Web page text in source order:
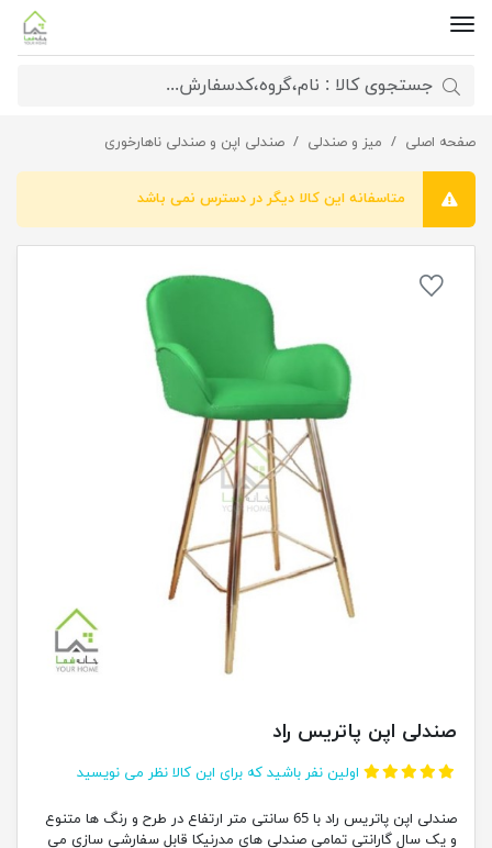
صفحه اصلی میز و صندلی صندلی اپن و صندلی ناهارخوری صندلی اپن پاتریس راد
متاسفانه این کالا دیگر در دسترس نمی باشد
صندلی اپن پاتریس راد
اولین نفر باشید که برای این کالا نظر می نویسید
صندلی اپن پاتریس راد با 65 سانتی متر ارتفاع در طرح و رنگ ها متنوع
و یک سال گارانتی تمامی صندلی های مدرنیکا قابل سفارشی سازی می